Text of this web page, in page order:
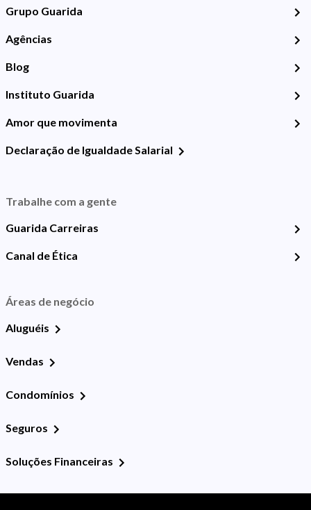
Grupo Guarida
Agências
Blog
Instituto Guarida
Amor que movimenta
Declaração de Igualdade Salarial
Trabalhe com a gente
Guarida Carreiras
Canal de Ética
Áreas de negócio
Aluguéis
Vendas
Condomínios
Seguros
Soluções Financeiras